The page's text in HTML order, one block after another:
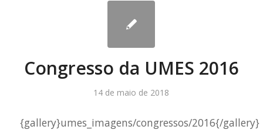
Congresso da UMES 2016
14 de maio de 2018
{gallery}umes_imagens/congressos/2016{/gallery}